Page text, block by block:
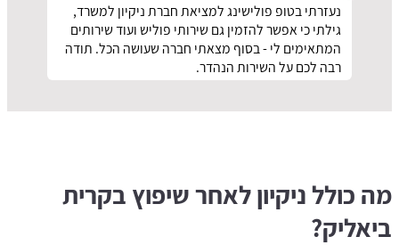
נעזרתי בטופ פולישינג למציאת חברת ניקיון למשרד,
גילתי כי אפשר להזמין גם שירותי פוליש ועוד שירותים
המתאימים לי - בסוף מצאתי חברה שעושה הכל. תודה
רבה לכם על השירות הנהדר.
מה כולל ניקיון לאחר שיפוץ בקרית
ביאליק?